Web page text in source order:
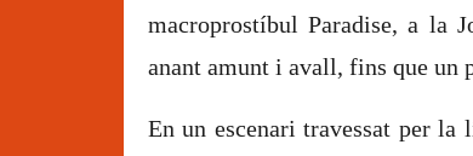
macroprostíbul Paradise, a la
anant amunt i avall, fins que un
En un escenari travessat per